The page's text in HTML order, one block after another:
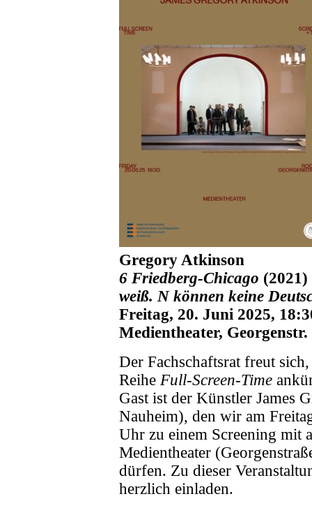
Gregory Atkinson
6 Friedberg-Chicago
weiß. N können keine
Freitag, 20. Juni 2025,
Medientheater, Georgenstr.
Der Fachschaftsrat freut
Reihe Full-Screen-Time
Gast ist der Künstler James
Nauheim), den wir am
Uhr zu einem Screening mit
Medientheater
dürfen. Zu dieser
herzlich einladen.